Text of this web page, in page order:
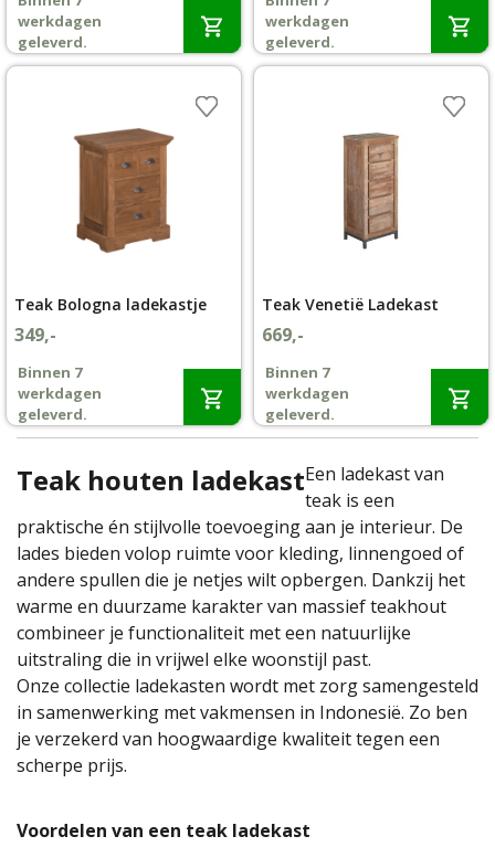
Wenslijst
werkdagen
geleverd.
werkdagen
geleverd.
Teak Bologna ladekastje
349,-
Binnen 7
werkdagen
geleverd.
Teak Venetië Ladekast
669,-
Binnen 7
werkdagen
geleverd.
Teak houten ladekastEen ladekast van
teak is een
praktische én stijlvolle toevoeging aan je interieur. De
lades bieden volop ruimte voor kleding, linnengoed of
andere spullen die je netjes wilt opbergen. Dankzij het
warme en duurzame karakter van massief teakhout
combineer je functionaliteit met een natuurlijke
uitstraling die in vrijwel elke woonstijl past.
Onze collectie ladekasten wordt met zorg samengesteld
in samenwerking met vakmensen in Indonesië. Zo ben
je verzekerd van hoogwaardige kwaliteit tegen een
scherpe prijs.
Voordelen van een teak ladekast